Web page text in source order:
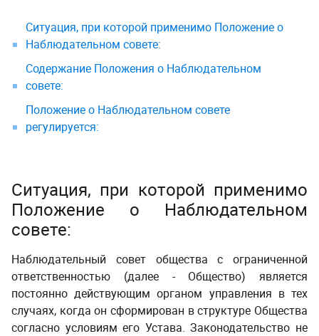
Ситуация, при которой применимо Положение о
Наблюдательном совете:
Содержание Положения о Наблюдательном
совете:
Положение о Наблюдательном совете
регулируется:
Ситуация, при которой применимо
Положение о Наблюдательном
совете:
Наблюдательный совет общества с ограниченной
ответственностью (далее - Общество) является
постоянно действующим органом управления в тех
случаях, когда он сформирован в структуре Общества
согласно условиям его Устава. Законодательство не